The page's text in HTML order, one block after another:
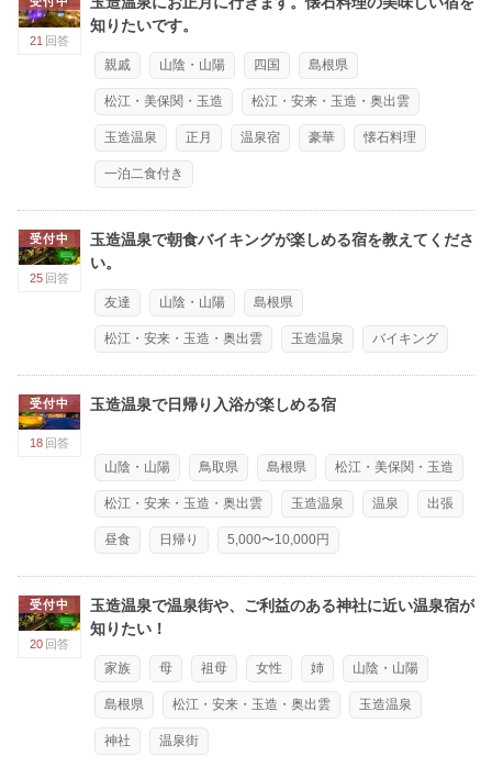
21 回答
知りたいです。
親戚 山陰・山陽 四国 島根県
松江・美保関・玉造 松江・安来・玉造・奥出雲
玉造温泉 正月 温泉宿 豪華 懐石料理
一泊二食付き
受付中
25 回答
玉造温泉で朝食バイキングが楽しめる宿を教えてくださ
い。
友達 山陰・山陽 島根県
松江・安来・玉造・奥出雲 玉造温泉 バイキング
受付中
18 回答
玉造温泉で日帰り入浴が楽しめる宿
山陰・山陽 鳥取県 島根県 松江・美保関・玉造
松江・安来・玉造・奥出雲 玉造温泉 温泉 出張
昼食 日帰り 5,000〜10,000円
受付中
20 回答
玉造温泉で温泉街や、ご利益のある神社に近い温泉宿が
知りたい！
家族 母 祖母 女性 姉 山陰・山陽
島根県 松江・安来・玉造・奥出雲 玉造温泉
神社 温泉街